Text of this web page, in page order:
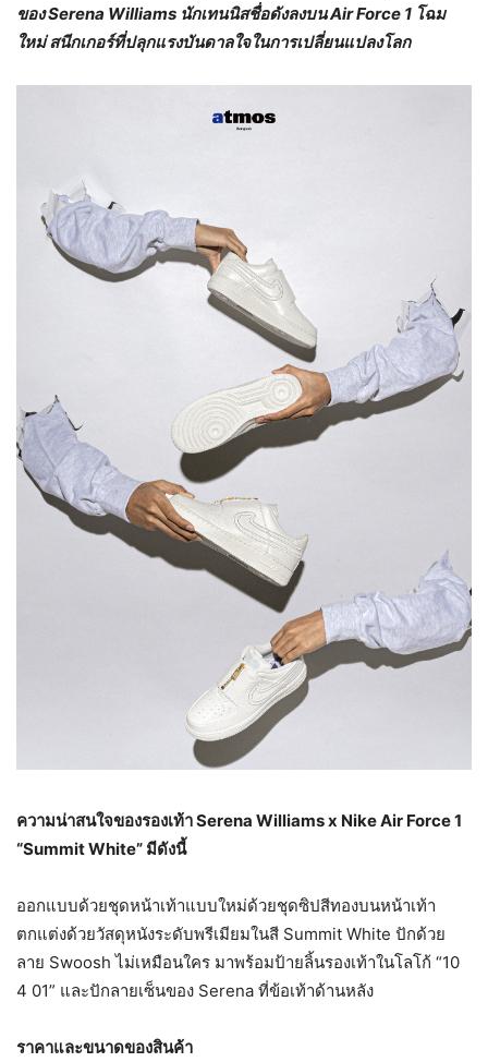
ของSerena Williams นักเทนนิสชื่อดังลงบนAir Force 1 โฉม
ใหม่ สนีกเกอร์ที่ปลุกแรงบันดาลใจในการเปลี่ยนแปลงโลก
ความน่าสนใจของรองเท้าSerena Williams x Nike Air Force1
“Summit White” มีดังนี้
ออกแบบด้วยชุดหน้าเท้าแบบใหม่ด้วยชุดซิปสีทองบนหน้าเท้า
ตกแต่งด้วยวัสดุหนังระดับพรีเมียมในสี Summit White ปักด้วย
ลาย Swoosh ไม่เหมือนใคร มาพร้อมป้ายลิ้นรองเท้าในโลโก้ “10
4 01” และปักลายเซ็นของ Serena ที่ข้อเท้าด้านหลัง
ราคาและขนาดของสินค้า